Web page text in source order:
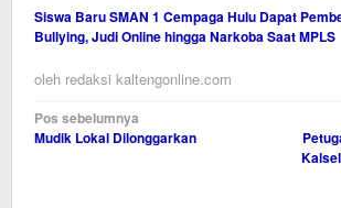
Siswa Baru SMAN 1 Cempaga Hulu Dapat
Bullying, Judi Online hingga Narkoba Saat MPLS
oleh redaksi kaltengonline.com
Navigasi
pos
Pos sebelumnya
Mudik Lokal Dilonggarkan